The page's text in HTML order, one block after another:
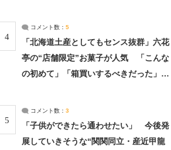
4
コメント数： 5
「北海道土産としてもセンス抜群」六花
亭の“店舗限定”お菓子が人気 「こんな
の初めて」「箱買いするべきだった」
5
コメント数： 3
「子供ができたら通わせたい」 今後発
展していきそうな“関関同立・産近甲龍